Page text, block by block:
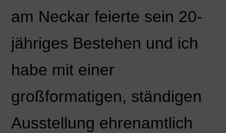
am Neckar feierte sein 20-
jähriges Bestehen und ich
habe mit einer
großformatigen, ständigen
Ausstellung ehrenamtlich